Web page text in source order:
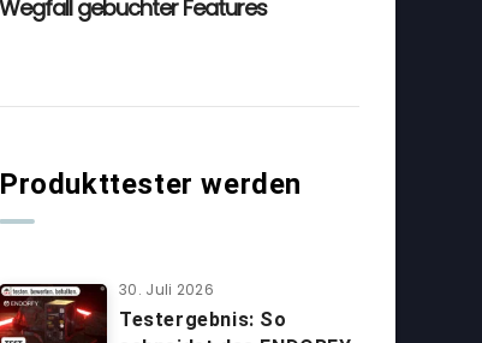
Produkttester werden
30. Juli 2026
Testergebnis: So